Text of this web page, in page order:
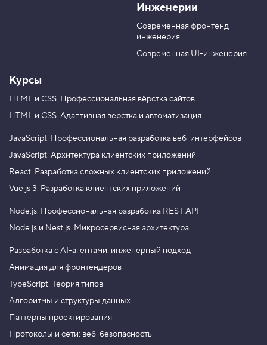
e
r
a
m
Инженерии
Современная фронтенд-
инженерия
Современная UI-инженерия
Курсы
HTML и CSS. Профессиональная вёрстка сайтов
HTML и CSS. Адаптивная вёрстка и автоматизация
JavaScript. Профессиональная разработка веб-интерфейсов
JavaScript. Архитектура клиентских приложений
React. Разработка сложных клиентских приложений
Vue.js 3. Разработка клиентских приложений
Node.js. Профессиональная разработка REST API
Node.js и Nest.js. Микросервисная архитектура
Разработка с AI-агентами: инженерный подход
Анимация для фронтендеров
TypeScript. Теория типов
Алгоритмы и структуры данных
Паттерны проектирования
Протоколы и сети: веб-безопасность